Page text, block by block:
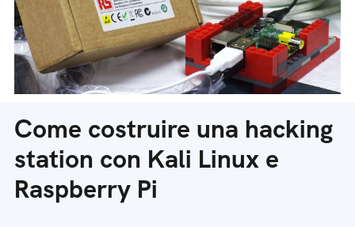
Come costruire una hacking
station con Kali Linux e
Raspberry Pi